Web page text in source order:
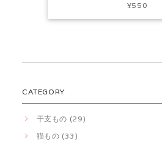
¥550
CATEGORY
干支もの (29)
猫もの (33)